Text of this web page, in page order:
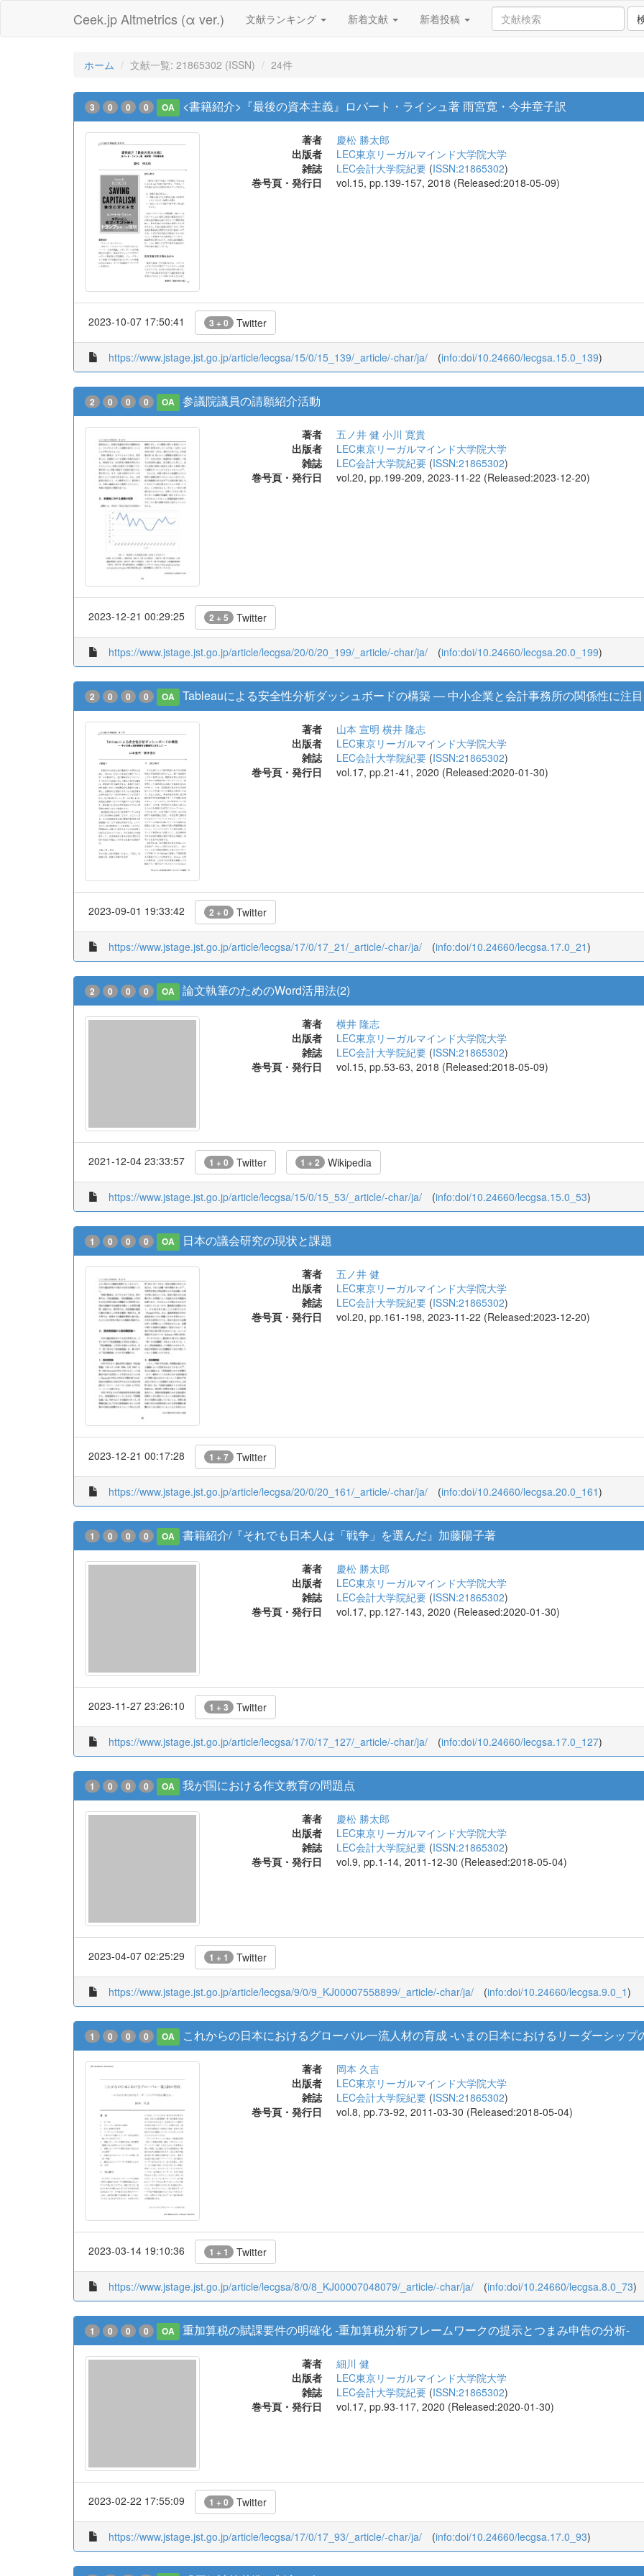
Ceek.jp Altmetrics (α ver.) 文献ランキング 新着文献 新着投稿
ホーム 文献一覧: 21865302 (ISSN) 24件
3 0 0 0 OA <書籍紹介>『最後の資本主義』ロバート・ライシュ著 雨宮寛・今井章子訳
著者
慶松 勝太郎
出版者
LEC東京リーガルマインド大学院大学
雑誌
LEC会計大学院紀要 (ISSN:21865302)
巻号頁・発行日
vol.15, pp.139-157, 2018 (Released:2018-05-09)
2023-10-07 17:50:41 3 + 0 Twitter
https://www.jstage.jst.go.jp/article/lecgsa/15/0/15_139/_article/-char/ja/ (info:doi/10.24660/lecgsa.15.0_139)
2 0 0 0 OA 参議院議員の請願紹介活動
著者 五ノ井 健 小川 寛貴
出版者
LEC東京リーガルマインド大学院大学
雑誌
LEC会計大学院紀要 (ISSN:21865302)
巻号頁・発行日
vol.20, pp.199-209, 2023-11-22 (Released:2023-12-20)
2023-12-21 00:29:25 2 + 5 Twitter
https://www.jstage.jst.go.jp/article/lecgsa/20/0/20_199/_article/-char/ja/ (info:doi/10.24660/lecgsa.20.0_199)
2 0 0 0 OA Tableauによる安全性分析ダッシュボードの構築 ― 中小企業と会計事務所の関係性に注
著者 山本 宣明 横井 隆志
出版者
LEC東京リーガルマインド大学院大学
雑誌
LEC会計大学院紀要 (ISSN:21865302)
巻号頁・発行日
vol.17, pp.21-41, 2020 (Released:2020-01-30)
2023-09-01 19:33:42 2 + 0 Twitter
https://www.jstage.jst.go.jp/article/lecgsa/17/0/17_21/_article/-char/ja/ (info:doi/10.24660/lecgsa.17.0_21)
2 0 0 0 OA 論文執筆のためのWord活用法(2)
著者
横井 隆志
出版者
LEC東京リーガルマインド大学院大学
雑誌
LEC会計大学院紀要 (ISSN:21865302)
巻号頁・発行日
vol.15, pp.53-63, 2018 (Released:2018-05-09)
2021-12-04 23:33:57 1 + 0 Twitter 1 + 2 Wikipedia
https://www.jstage.jst.go.jp/article/lecgsa/15/0/15_53/_article/-char/ja/ (info:doi/10.24660/lecgsa.15.0_53)
1 0 0 0 OA 日本の議会研究の現状と課題
著者
五ノ井 健
出版者
LEC東京リーガルマインド大学院大学
雑誌
LEC会計大学院紀要 (ISSN:21865302)
巻号頁・発行日
vol.20, pp.161-198, 2023-11-22 (Released:2023-12-20)
2023-12-21 00:17:28 1 + 7 Twitter
https://www.jstage.jst.go.jp/article/lecgsa/20/0/20_161/_article/-char/ja/ (info:doi/10.24660/lecgsa.20.0_161)
1 0 0 0 OA 書籍紹介/『それでも日本人は「戦争」を選んだ』加藤陽子著
著者
慶松 勝太郎
出版者
LEC東京リーガルマインド大学院大学
雑誌
LEC会計大学院紀要 (ISSN:21865302)
巻号頁・発行日
vol.17, pp.127-143, 2020 (Released:2020-01-30)
2023-11-27 23:26:10 1 + 3
https://www.jstage.jst.go.jp/article/lecgsa/17/0/17_127/_article/-char/ja/
我が国における作文教育の問題点
著者
慶松 勝太郎
2023-04-07 02:25:29 1 + 1
https://www.jstage.jst.go.jp/article/lecgsa/9/0/9_KJ00007558899/_article/-char/ja/ (info:doi/10.24660/lecgsa.9.0_1)
0 0 0 OA これからの日本におけるグローバル一流人材の育成 -いまの日本におけるリーダーシップ
著者
岡本 久吉
2023-03-14 19:10:36 1 + 1
https://www.jstage.jst.go.jp/article/lecgsa/8/0/8_KJ00007048079/_article/-char/ja/ (info:doi/10.24660/lecgsa.8.0_73
重加算税の賦課要件の明確化 -重加算税分析フレームワークの提示とつまみ申告の分析-
著者
細川 健
2023-02-22 17:55:09 1 + 0